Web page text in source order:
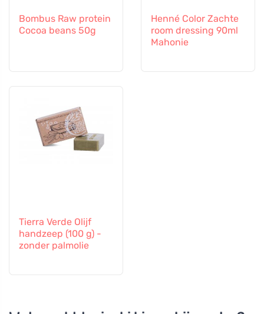
Bombus Raw protein
Cocoa beans 50g
Henné Color Zachte
room dressing 90ml
Mahonie
Tierra Verde Olijf
handzeep (100 g) -
zonder palmolie